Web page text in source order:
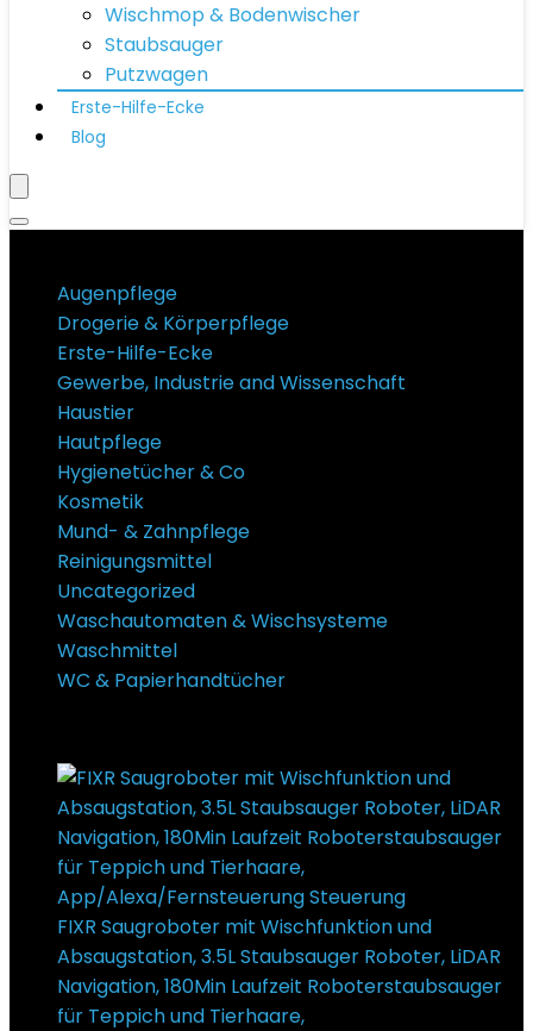
Wischmop & Bodenwischer
Staubsauger
Putzwagen
Erste-Hilfe-Ecke
Blog
Augenpflege
Drogerie & Körperpflege
Erste-Hilfe-Ecke
Gewerbe, Industrie and Wissenschaft
Haustier
Hautpflege
Hygienetücher & Co
Kosmetik
Mund- & Zahnpflege
Reinigungsmittel
Uncategorized
Waschautomaten & Wischsysteme
Waschmittel
WC & Papierhandtücher
FIXR Saugroboter mit Wischfunktion und
Absaugstation, 3.5L Staubsauger Roboter, LiDAR
Navigation, 180Min Laufzeit Roboterstaubsauger
für Teppich und Tierhaare,